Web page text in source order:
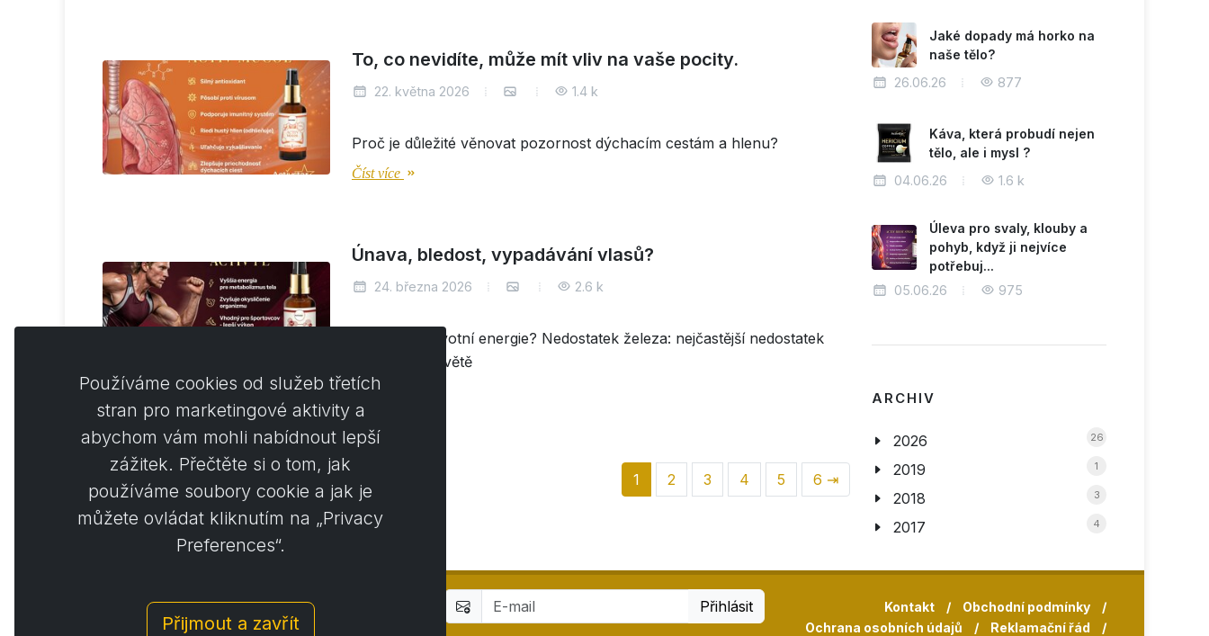
To, co nevidíte, může mít vliv na vaše pocity.
22. května 2026 1.4 k
Proč je důležité věnovat pozornost dýchacím cestám a hlenu?
Číst více
Únava, bledost, vypadávání vlasů?
24. března 2026 2.6 k
Chybí vám životní energie? Nedostatek železa: nejčastější nedostatek
minerálů na světě
Číst více
1 2 3 4 5 6 ⇥
Jaké dopady má horko na
naše tělo?
26.06.26
877
Káva, která probudí nejen
tělo, ale i mysl ?
04.06.26
1.6 k
Úleva pro svaly, klouby a
pohyb, když ji nejvíce
potřebuj...
05.06.26
975
ARCHIV
2026 26
2019 1
2018 3
2017 4
Přihlásit Kontakt / Obchodní podmínky
/
Ochrana osobních údajů
/ Reklamační řád /
Používáme cookies od služeb třetích
stran pro marketingové aktivity a
abychom vám mohli nabídnout lepší
zážitek. Přečtěte si o tom, jak
používáme soubory cookie a jak je
můžete ovládat kliknutím na „Privacy
Preferences“.
Přijmout a zavřít